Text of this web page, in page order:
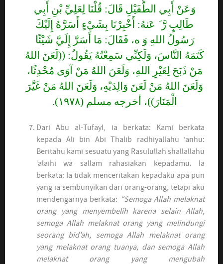
وَعَنْ أَبِي الطُّفَيْلِ قَالَ: قُلْنَا لِعَلِيِّ بْنِ أَبِي
طَالِبٍ رََّ َ عَنهُ: أَخْبِرْنَا بِشَيْءٍ أَسَرَّهُ إِلَيْكَ
رَسُولُ اللهِ وَ ه، فَقَالَ: مَا أَسَرَّ إِلَيَّ شَيْئًا
كَتَمَهُ النَّاسَ، وَلَكِنِّي سَمِعْتُهُ يَقُولُ: ((لَعَنَ اللهُ
مَنْ ذَبَحَ لِغَيْرِ اللهِ، وَلَعَنَ اللهُ مَنْ آوَى مُحْدِثًا،
وَلَعَنَ اللهُ مَنْ لَعَنَ وَالِدَيْهِ، وَلَعَنَ اللهُ مَنْ غَيَّرَ
الْمَنَارَ))، أخرجه مسلم (١٩٧٨).
Dari Abu al-Tufayl, ia berkata: Kami berkata
kepada Ali bin Abi Thalib radhiyallahu ‘anhu:
Beritahu kami sesuatu yang Rasulullah shallallahu
‘alaihi wa sallam rahasiakan kepadamu. Ia
berkata: Ia tidak menceritakan kepadaku apa pun
yang ia sembunyikan dari orang-orang, tetapi aku
mendengarnya berkata: “Semoga Allah melaknat
orang yang menyembelih karena selain Allah,
semoga Allah melaknat orang yang melindungi
seorang bid’ah, semoga Allah melaknat orang
yang melaknat orang tuanya, dan semoga Allah
melaknat orang yang mengubah